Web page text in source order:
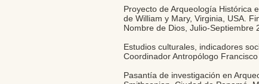
Proyecto de Arqueología Histórica
de William y Mary, Virginia, USA.
Nombre de Dios, Julio-Septiembre
Estudios culturales, indicadores
Coordinador Antropólogo
Pasantía de investigación en